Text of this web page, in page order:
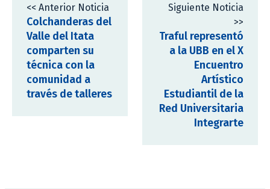
<< Anterior Noticia
Colchanderas del
Valle del Itata
comparten su
técnica con la
comunidad a
través de talleres
Siguiente Noticia
>>
Traful representó
a la UBB en el X
Encuentro
Artístico
Estudiantil de la
Red Universitaria
Integrarte